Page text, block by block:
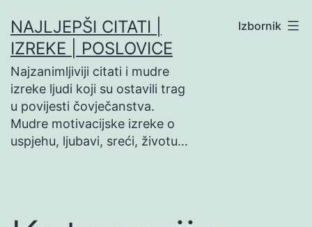
na
sadržaj
NAJLJEPŠI CITATI |
IZREKE | POSLOVICE
Najzanimljiviji citati i mudre
izreke ljudi koji su ostavili trag
u povijesti čovječanstva.
Mudre motivacijske izreke o
uspjehu, ljubavi, sreći, životu…
Izbornik